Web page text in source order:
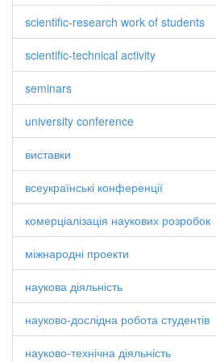
scientific-research work of students
scientific-technical activity
seminars
university conference
виставки
всеукраїнські конференції
комерціалізація наукових розробок
міжнародні проекти
наукова діяльність
науково-дослідна робота студентів
науково-технічна діяльність